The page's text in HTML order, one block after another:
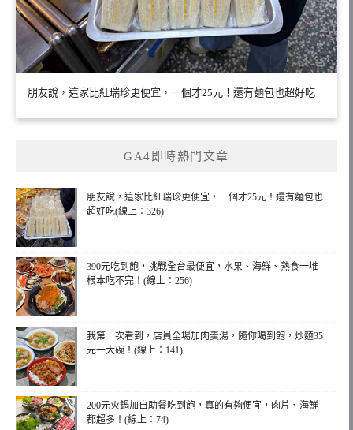
朋友說，這家比紅瑞珍更便宜，一個才25元！還有麵包也超好吃
GA4即時熱門文章
朋友說，這家比紅瑞珍更便宜，一個才25元！還有麵包也
超好吃(線上：326)
390元吃到飽，挑戰全台最便宜，水果、海鮮、熟食一堆
根本吃不完！(線上：256)
我第一次看到，店員全場加肉羹湯，隨你喝到飽，炒麵35
元一大碗！(線上：141)
200元火鍋加自助餐吃到飽，真的有夠便宜，肉片、海鮮
都超多！(線上：74)